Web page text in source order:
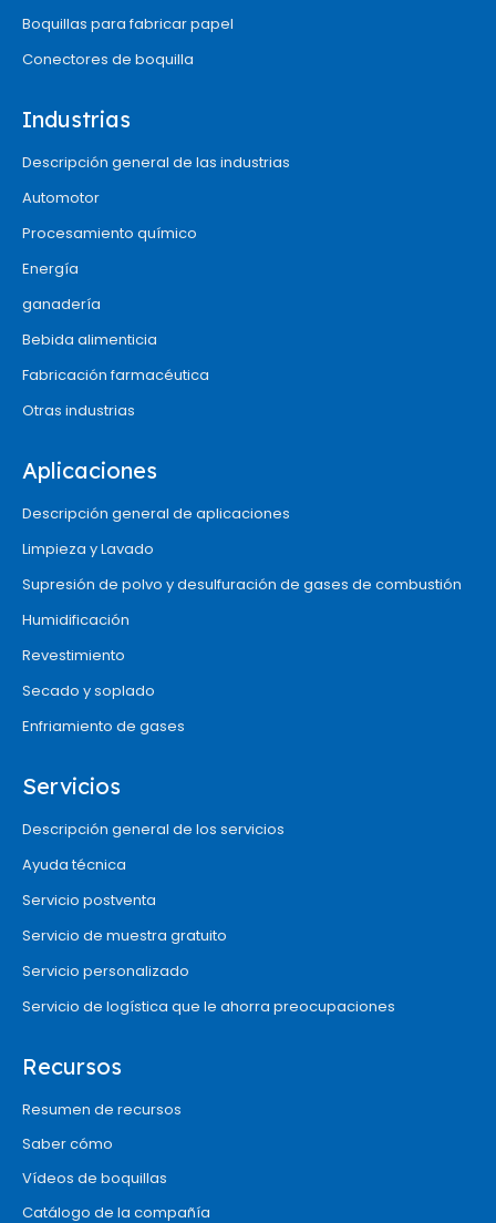
Boquillas para fabricar papel
Conectores de boquilla
Industrias
Descripción general de las industrias
Automotor
Procesamiento químico
Energía
ganadería
Bebida alimenticia
Fabricación farmacéutica
Otras industrias
Aplicaciones
Descripción general de aplicaciones
Limpieza y Lavado
Supresión de polvo y desulfuración de gases de combustión
Humidificación
Revestimiento
Secado y soplado
Enfriamiento de gases
Servicios
Descripción general de los servicios
Ayuda técnica
Servicio postventa
Servicio de muestra gratuito
Servicio personalizado
Servicio de logística que le ahorra preocupaciones
Recursos
Resumen de recursos
Saber cómo
Vídeos de boquillas
Catálogo de la compañía